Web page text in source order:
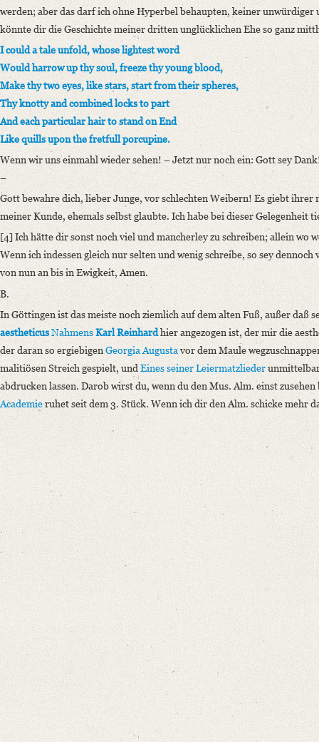
werden; aber das darf ich ohne Hyperbel behaupten, keiner unwürdiger
könnte dir die Geschichte meiner dritten unglücklichen Ehe so ganz
I could a tale unfold, whose lightest word
Would harrow up thy soul, freeze thy young blood,
Make thy two eyes, like stars, start from their spheres,
Thy knotty and combined locks to part
And each particular hair to stand on End
Like quills upon the fretfull porcupine.
Wenn wir uns einmahl wieder sehen! – Jetzt nur noch ein: Gott sey
–
Gott bewahre dich, lieber Junge, vor schlechten Weibern! Es giebt ihrer
meiner Kunde, ehemals selbst glaubte. Ich habe bei dieser Gelegenheit
[4] Ich hätte dir sonst noch viel und mancherley zu schreiben; allein wo
Wenn ich indessen gleich nur selten und wenig schreibe, so sey
von nun an bis in Ewigkeit, Amen.
B.
In Göttingen ist das meiste noch ziemlich auf dem alten Fuß, außer daß
aestheticusNahmensKarl Reinhardhier angezogen ist, der mir die
der daran so ergiebigenGeorgia Augustavor dem Maule
malitiösen Streich gespielt, und Eines seiner Leiermatzlieder
abdrucken lassen. Darob wirst du, wenn du den Mus. Alm. einst
Academieruhet seit dem 3. Stück. Wenn ich dir den Alm. schicke mehr